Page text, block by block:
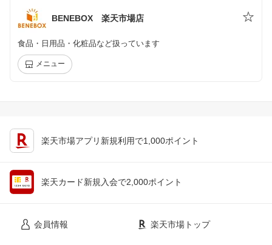
BENEBOX 楽天市場店
食品・日用品・化粧品など扱っています
メニュー
楽天市場アプリ新規利用で1,000ポイント
楽天カード新規入会で2,000ポイント
会員情報 楽天市場トップ